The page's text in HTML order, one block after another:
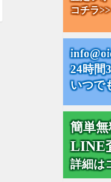
コチラ>>
info@oi
24時間
いつで
簡単
LINE
詳細は